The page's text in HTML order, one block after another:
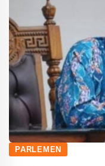
PARLEMEN